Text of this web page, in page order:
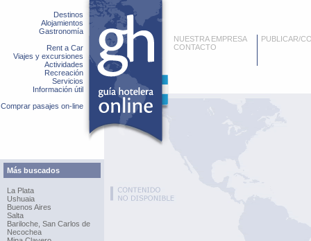
Destinos
Alojamientos
Gastronomía
Rent a Car
Viajes y excursiones
Actividades
Recreación
Servicios
Información útil
Comprar pasajes on-line
Más buscados
La Plata
Ushuaia
Buenos Aires
Salta
Bariloche, San Carlos de
Necochea
NUESTRA EMPRESA
CONTACTO
PUBLICAR/